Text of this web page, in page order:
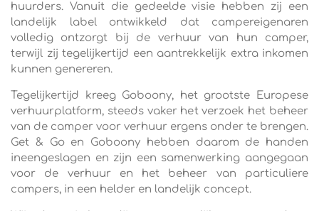
huurders. Vanuit die gedeelde visie hebben zij een
landelijk label ontwikkeld dat camper­eigenaren
volledig ontzorgt bij de verhuur van hun camper,
terwijl zij tegelijkertijd een aantrekkelijk extra inkomen
kunnen genereren.
Tegelijkertijd kreeg Goboony, het grootste Europese
verhuurplatform, steeds vaker het verzoek het beheer
van de camper voor verhuur ergens onder te brengen.
Get & Go en Goboony hebben daarom de handen
ineengeslagen en zijn een samenwerking aangegaan
voor de verhuur en het beheer van particuliere
campers, in een helder en landelijk concept.